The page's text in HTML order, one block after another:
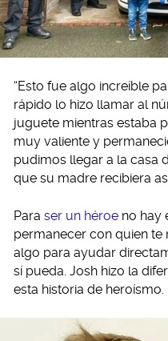
“Esto fue algo increíble
rápido lo hizo llamar al
juguete mientras estaba
muy valiente y
pudimos llegar a la casa
que su madre recibiera
Para ser un héroe no hay
permanecer con quien te
algo para ayudar
sí pueda. Josh hizo la
esta historia de heroísmo.